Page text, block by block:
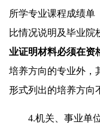
所学专业课程成绩单
比情况说明及毕业院
业证明材料必须在资
培养方向的专业外，
形式列出的培养方向
4.机关、事业单位